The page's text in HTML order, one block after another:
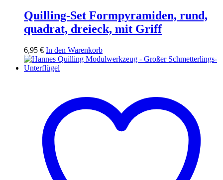
Quilling-Set Formpyramiden, rund,
quadrat, dreieck, mit Griff
6,95 € In den Warenkorb